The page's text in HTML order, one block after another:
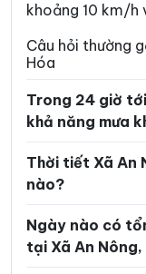
Xã Hoa Lộc
Xã Hoằng Châu
Xã Hoằng Phú
Xã Hoằng Thanh
Xã Hoạt Giang
Xã Hợp Tiến
Xã Kim Tân
khoảng 10 km/h
Câu hỏi thường
Hóa
Trong 24 giờ
khả năng mưa
Thời tiết Xã An
nào?
Ngày nào có
tại Xã An